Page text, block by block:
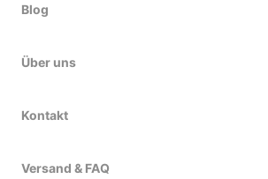
Blog
Über uns
Kontakt
Versand & FAQ